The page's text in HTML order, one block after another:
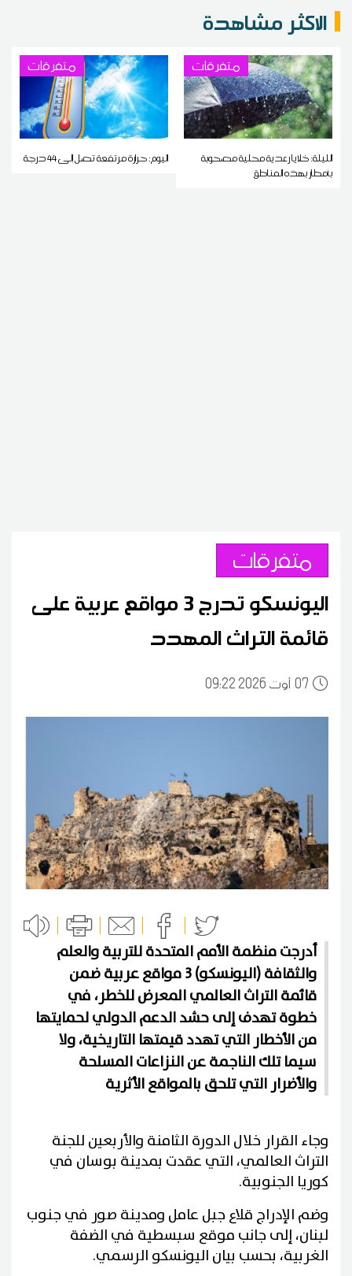
الاكثر مشاهدة
متفرقات
الليلة: خلايا رعدية محلية مصحوبة
بأمطار بهذه المناطق
متفرقات
اليوم: حرارة مرتفعة تصل إلى 44 درجة
متفرقات
اليونسكو تدرج 3 مواقع عربية على
قائمة التراث المهدد
0709:22 2026 أوت
أدرجت منظمة الأمم المتحدة للتربية والعلم
والثقافة (اليونسكو) 3 مواقع عربية ضمن
قائمة التراث العالمي المعرض للخطر، في
خطوة تهدف إلى حشد الدعم الدولي لحمايتها
من الأخطار التي تهدد قيمتها التاريخية، ولا
سيما تلك الناجمة عن النزاعات المسلحة
والأضرار التي تلحق بالمواقع الأثرية
وجاء القرار خلال الدورة الثامنة والأربعين للجنة
التراث العالمي، التي عقدت بمدينة بوسان في
كوريا الجنوبية.
وضم الإدراج قلاع جبل عامل ومدينة صور في جنوب
لبنان، إلى جانب موقع سبسطية في الضفة
الغربية، بحسب بيان اليونسكو الرسمي.